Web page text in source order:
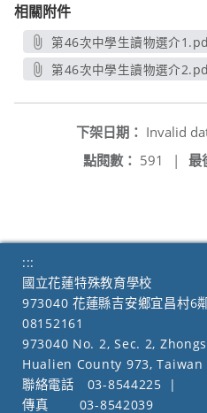
相關附件
第46次中學生讀物選介
另開新視窗
第46次中學生讀物選介
下架日期： Invalid
最
點閱數： 591 |
:::
國立花蓮特殊教育學校
973040 花蓮縣吉安鄉宜昌村6
08152161
973040 No. 2, Sec. 2,
Hualien County 973, Taiwan
聯絡電話
03-8544225
|
傳真
03-8542039